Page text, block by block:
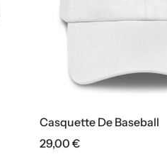
Bonnet À